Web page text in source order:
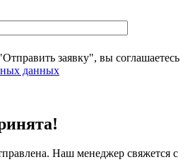
заявку", вы соглашаетесь
данных
Наш менеджер свяжется с